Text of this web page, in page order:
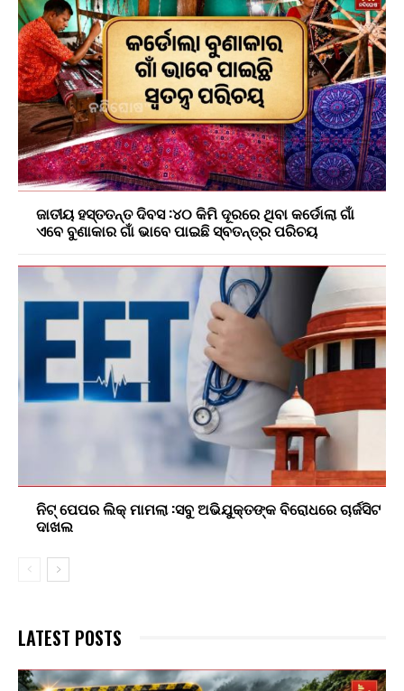
ଜାତୀୟ ହସ୍ତତନ୍ତ ଦିବସ :୪୦ କିମି ଦୂରରେ ଥିବା କର୍ଡୋଲା ଗାଁ
ଏବେ ବୁଣାକାର ଗାଁ ଭାବେ ପାଇଛି ସ୍ବତନ୍ତ୍ର ପରିଚୟ
ନିଟ୍ ପେପର ଲିକ୍ ମାମଲା :ସବୁ ଅଭିଯୁକ୍ତଙ୍କ ବିରୋଧରେ ଚାର୍ଜସିଟ
ଦାଖଲ
LATEST POSTS